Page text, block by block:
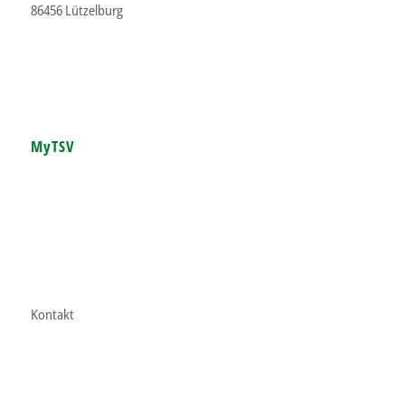
86456 Lützelburg
MyTSV
Kontakt